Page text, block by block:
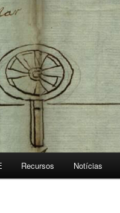
Recursos Notícias